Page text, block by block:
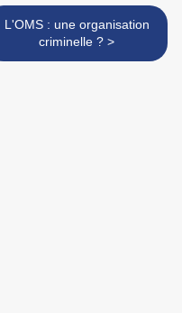
L'OMS : une organisation
criminelle ? >